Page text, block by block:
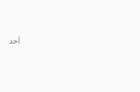
أحد